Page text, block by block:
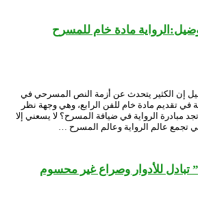
مادة خام للمسرح
إن الكثير يتحدث عن أزمة النص المسرحي في
في تقديم مادة خام للفن الرابع، وهي وجهة نظر
مبادرة الرواية في ضيافة المسرح؟ لا يسعني إلا
تجمع عالم الرواية وعالم المسرح …
للأدوار وصراع غير محسوم